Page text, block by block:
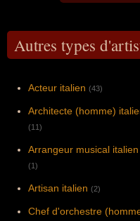
Autres types
Acteur italien (43)
Architecte (homme)
(11)
Arrangeur musical italien
(1)
Artisan italien (2)
Chef d'orchestre